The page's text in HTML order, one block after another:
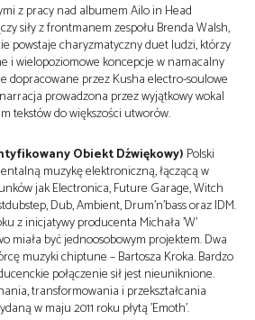
z pracy nad albumem Ailo in Head
siły z frontmanem zespołu Brenda Walsh,
powstaje charyzmatyczny duet ludzi, którzy
i wielopoziomowe koncepcje w namacalny
dopracowane przez Kusha electro-soulowe
prowadzona przez wyjątkowy wokal
tekstów do większości utworów.
Obiekt Dźwiękowy) Polski
muzykę elektroniczną, łączącą w
jak Electronica, Future Garage, Witch
Dub, Ambient, Drum’n’bass oraz IDM.
z inicjatywy producenta Michała 'W’
miała być jednoosobowym projektem. Dwa
muzyki chiptune – Bartosza Kroka. Bardzo
połączenie sił jest nieuniknione.
transformowania i przekształcania
w maju 2011 roku płytą 'Emoth’.